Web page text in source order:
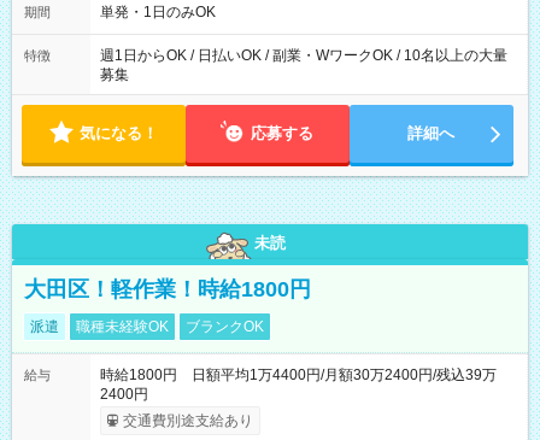
可能です！ ※1日あたりの最大実働時間は日勤、夜勤共に勤務し
期間 単発・1日のみOK
特徴
週1日からOK / 日払いOK / 副業・WワークOK / 10名以上の大量
募集
気になる！ 応募する 詳細へ
未読
大田区！軽作業！時給1800円
派遣 職種未経験OK ブランクOK
給与
時給1800円 日額平均1万4400円/月額30万2400円/残込39万
2400円
交通費別途支給あり